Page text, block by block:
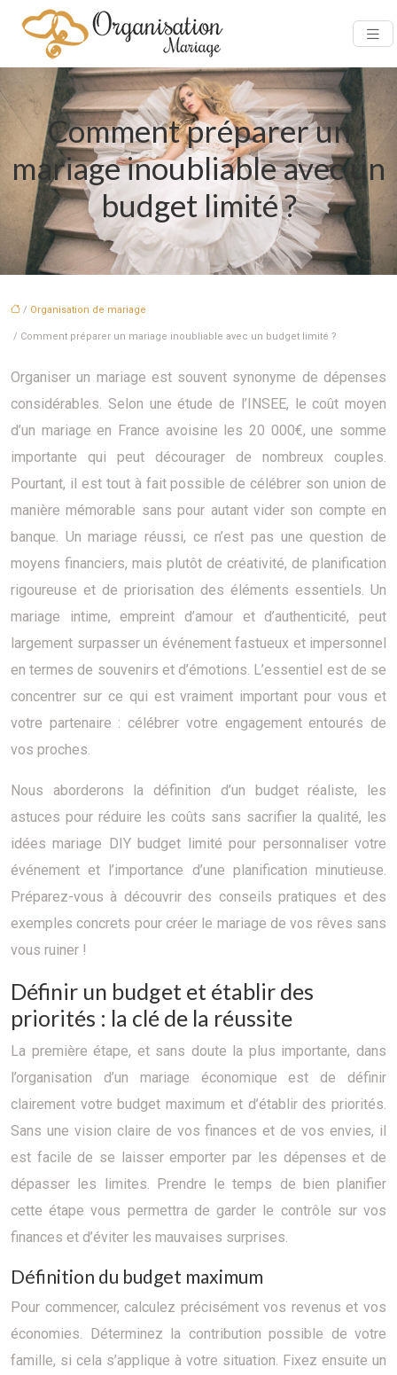
Comment préparer un
mariage inoubliable avec un
budget limité ?
/ Organisation de mariage
/ Comment préparer un mariage inoubliable avec un budget limité ?
Organiser un mariage est souvent synonyme de dépenses
considérables. Selon une étude de l’INSEE, le coût moyen
d’un mariage en France avoisine les 20 000€, une somme
importante qui peut décourager de nombreux couples.
Pourtant, il est tout à fait possible de célébrer son union de
manière mémorable sans pour autant vider son compte en
banque. Un mariage réussi, ce n’est pas une question de
moyens financiers, mais plutôt de créativité, de planification
rigoureuse et de priorisation des éléments essentiels. Un
mariage intime, empreint d’amour et d’authenticité, peut
largement surpasser un événement fastueux et impersonnel
en termes de souvenirs et d’émotions. L’essentiel est de se
concentrer sur ce qui est vraiment important pour vous et
votre partenaire : célébrer votre engagement entourés de
vos proches.
Nous aborderons la définition d’un budget réaliste, les
astuces pour réduire les coûts sans sacrifier la qualité, les
idées mariage DIY budget limité pour personnaliser votre
événement et l’importance d’une planification minutieuse.
Préparez-vous à découvrir des conseils pratiques et des
exemples concrets pour créer le mariage de vos rêves sans
vous ruiner !
Définir un budget et établir des
priorités : la clé de la réussite
La première étape, et sans doute la plus importante, dans
l’organisation d’un mariage économique est de définir
clairement votre budget maximum et d’établir des priorités.
Sans une vision claire de vos finances et de vos envies, il
est facile de se laisser emporter par les dépenses et de
dépasser les limites. Prendre le temps de bien planifier
cette étape vous permettra de garder le contrôle sur vos
finances et d’éviter les mauvaises surprises.
Définition du budget maximum
Pour commencer, calculez précisément vos revenus et vos
économies. Déterminez la contribution possible de votre
famille, si cela s’applique à votre situation. Fixez ensuite un